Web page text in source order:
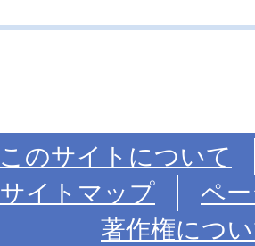
このサイトについて
サイトマップ
ペ
著作権につ